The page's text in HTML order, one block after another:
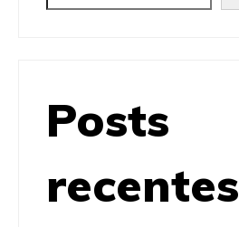
Posts
recentes